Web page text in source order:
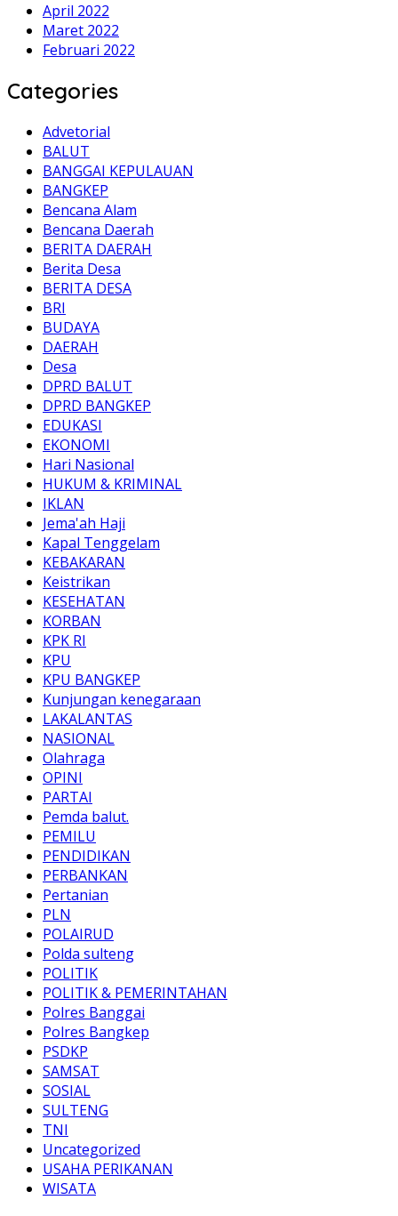
April 2022
Maret 2022
Februari 2022
Categories
Advetorial
BALUT
BANGGAI KEPULAUAN
BANGKEP
Bencana Alam
Bencana Daerah
BERITA DAERAH
Berita Desa
BERITA DESA
BRI
BUDAYA
DAERAH
Desa
DPRD BALUT
DPRD BANGKEP
EDUKASI
EKONOMI
Hari Nasional
HUKUM & KRIMINAL
IKLAN
Jema'ah Haji
Kapal Tenggelam
KEBAKARAN
Keistrikan
KESEHATAN
KORBAN
KPK RI
KPU
KPU BANGKEP
Kunjungan kenegaraan
LAKALANTAS
NASIONAL
Olahraga
OPINI
PARTAI
Pemda balut.
PEMILU
PENDIDIKAN
PERBANKAN
Pertanian
PLN
POLAIRUD
Polda sulteng
POLITIK
POLITIK & PEMERINTAHAN
Polres Banggai
Polres Bangkep
PSDKP
SAMSAT
SOSIAL
SULTENG
TNI
Uncategorized
USAHA PERIKANAN
WISATA